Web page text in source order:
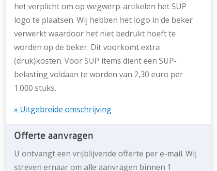
het verplicht om op wegwerp-artikelen het SUP
logo te plaatsen. Wij hebben het logo in de beker
verwerkt waardoor het niet bedrukt hoeft te
worden op de beker. Dit voorkomt extra
(druk)kosten. Voor SUP items dient een SUP-
belasting voldaan te worden van 2,30 euro per
1.000 stuks.
» Uitgebreide omschrijving
Offerte aanvragen
U ontvangt een vrijblijvende offerte per e-mail. Wij
streven ernaar om alle aanvragen binnen 1